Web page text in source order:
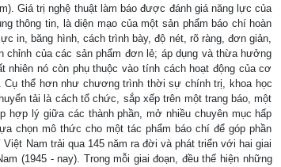
Giá trị nghệ thuật làm báo được đánh giá năng lực của
thông tin, là diện mạo của một sản phẩm báo chí hoàn
in, băng hình, cách trình bày, độ nét, rõ ràng, đơn giản,
chỉnh của các sản phẩm đơn lẻ; áp dụng và thừa hưởng
nó còn phụ thuộc vào tính cách hoạt động của cơ
Cụ thể hơn như chương trình thời sự chính trị, khoa học
tải là cách tổ chức, sắp xếp trên một trang báo, một
lý giữa các thành phần, mở nhiều chuyên mục hấp
chọn mô thức cho một tác phẩm báo chí để góp phần
Nam trải qua 145 năm ra đời và phát triển với hai giai
(1945 - nay). Trong mỗi giai đoạn, đều thể hiện những